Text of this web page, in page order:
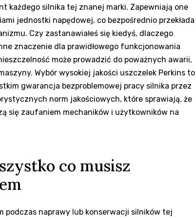
każdego silnika tej znanej marki. Zapewniają one
jednostki napędowej, co bezpośrednio przekłada
Czy zastanawiałeś się kiedyś, dlaczego
znaczenie dla prawidłowego funkcjonowania
może prowadzić do poważnych awarii,
Wybór wysokiej jakości uszczelek Perkins to
gwarancja bezproblemowej pracy silnika przez
norm jakościowych, które sprawiają, że
się zaufaniem mechaników i użytkowników na
co musisz
podczas naprawy lub konserwacji silników tej